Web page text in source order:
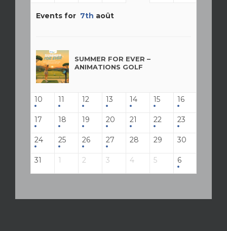
Events for 7th août
SUMMER FOR EVER –
ANIMATIONS GOLF
10 11 12 13 14 15 16
17 18 19 20 21 22 23
24 25 26 27 28 29 30
31 1 2 3 4 5 6